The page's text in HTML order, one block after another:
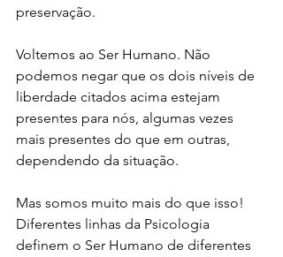
preservação.
Voltemos ao Ser Humano. Não
podemos negar que os dois níveis de
liberdade citados acima estejam
presentes para nós, algumas vezes
mais presentes do que em outras,
dependendo da situação.
Mas somos muito mais do que isso!
Diferentes linhas da Psicologia
definem o Ser Humano de diferentes